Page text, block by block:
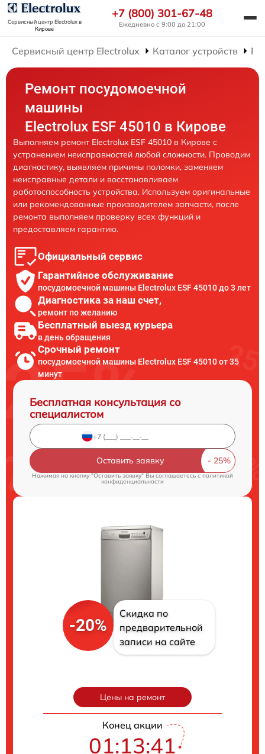
Сервисный центр Electroluxв
Кирове
+7 (800) 301-67-48
Ежедневно с 9:00 до 21:00
Сервисный центр Electrolux Каталог устройств
Ремонт посудомоечной
машины
Electrolux ESF 45010 в Кирове
Выполняем ремонт Electrolux ESF 45010 в Кирове с
устранением неисправностей любой сложности. Проводим
диагностику, выявляем причины поломки, заменяем
неисправные детали и восстанавливаем
работоспособность устройства. Используем оригинальные
или рекомендованные производителем запчасти, после
ремонта выполняем проверку всех функций и
предоставляем гарантию.
Официальный сервис
Гарантийное обслуживание
посудомоечной машины Electrolux ESF 45010 до 3 лет
Диагностика за наш счет,
ремонт по желанию
Бесплатный выезд курьера
в день обращения
Срочный ремонт
посудомоечной машины Electrolux ESF 45010 от 35
минут
Бесплатная консультация со
специалистом
Оставить заявку
Нажимая на кнопку "Оставить заявку" Вы соглашаетесь c политикой
конфиденциальности
-20%
Скидка по
предварительной
записи на сайте
Цены на ремонт
Конец акции
01:13:40